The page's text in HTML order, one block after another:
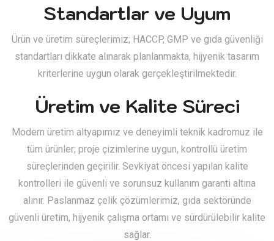
Standartlar ve Uyum
Ürün ve üretim süreçlerimiz; HACCP, GMP ve gıda güvenliği
standartları dikkate alınarak planlanmakta, hijyenik tasarım
kriterlerine uygun olarak gerçekleştirilmektedir.
Üretim ve Kalite Süreci
Modern üretim altyapımız ve deneyimli teknik kadromuz ile
tüm ürünler; proje çizimlerine uygun, kontrollü üretim
süreçlerinden geçirilir. Sevkiyat öncesi yapılan kalite
kontrolleri ile güvenli ve sorunsuz kullanım garanti altına
alınır. Paslanmaz çelik çözümlerimiz, gıda sektöründe
güvenli üretim, hijyenik çalışma ortamı ve sürdürülebilir kalite
sağlar.